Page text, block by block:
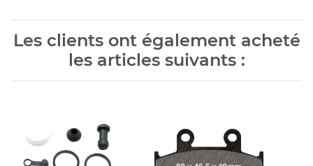
Les clients ont également acheté
les articles suivants :